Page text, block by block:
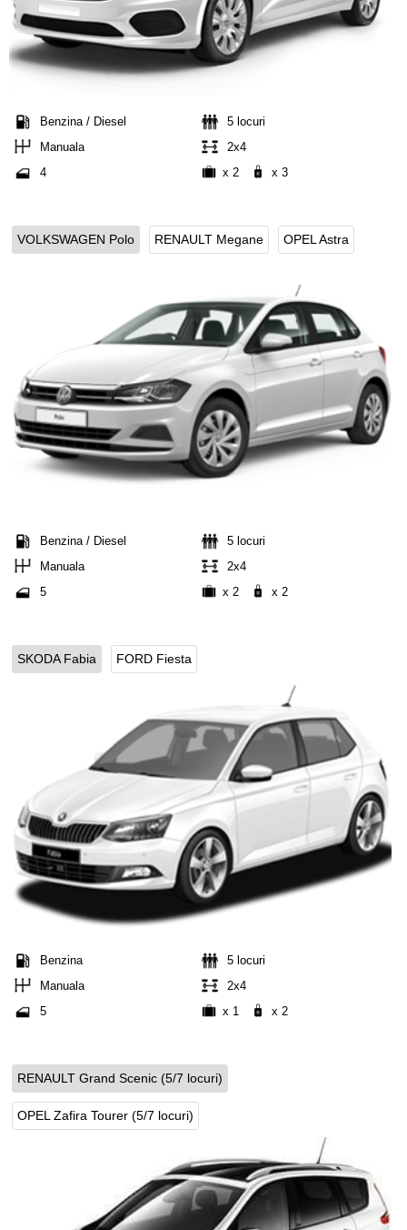
Benzina / Diesel
5 locuri
Manuala
2x4
4
x 2 x 3
VOLKSWAGEN Polo RENAULT Megane OPEL Astra
Benzina / Diesel
5 locuri
Manuala
2x4
5
x 2 x 2
SKODA Fabia FORD Fiesta
Benzina
5 locuri
Manuala
2x4
5
x 1 x 2
RENAULT Grand Scenic (5/7 locuri)
OPEL Zafira Tourer (5/7 locuri)